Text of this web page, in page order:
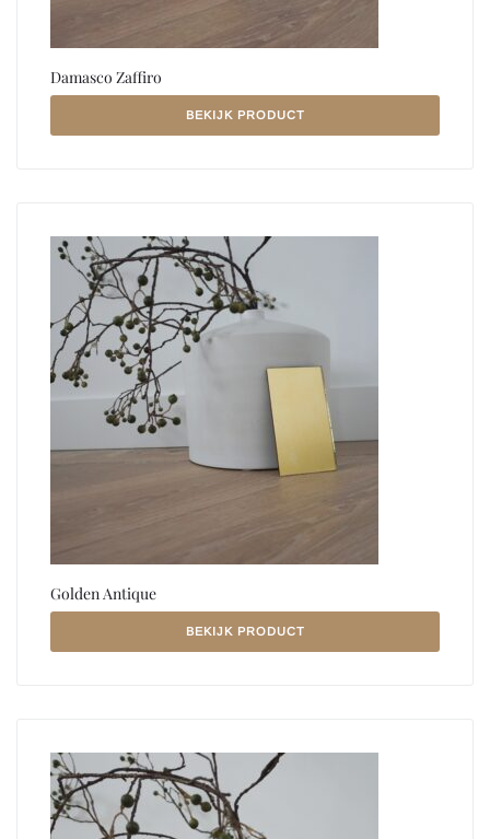
Damasco Zaffiro
BEKIJK PRODUCT
Golden Antique
BEKIJK PRODUCT